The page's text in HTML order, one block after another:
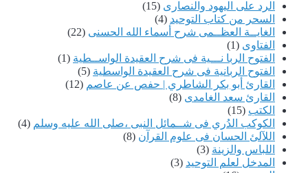
الرد على اليهود والنصارى (15)
السحر من كتاب التوحيد (4)
الغايــة العظــمى شرح أسماء الله الحسنى (22)
الفتاوى (1)
الفتوح الربا نـــية فى شرح العقيدة الواســطية (1)
الفتوح الربانية فى شرح العقيدة الواسطية (5)
القارئ أبو بكر الشاطري | حفص عن عاصم (12)
القارئ سعد الغامدى (8)
الكتب (15)
الكوكب الدُري فى شــمائل النبى ،صلى الله عليه وسلم (4)
اللآلئ الحسان فى علوم القرآن (8)
اللباس والزينة (3)
المدخل لعلم التوحيد (3)